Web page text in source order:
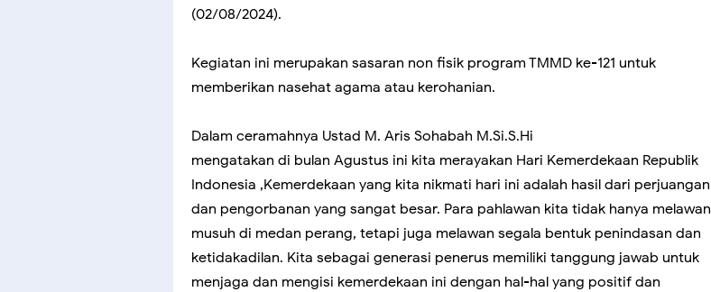
(02/08/2024).
Kegiatan ini merupakan sasaran non fisik program TMMD ke-121 untuk
memberikan nasehat agama atau kerohanian.
Dalam ceramahnya Ustad M. Aris Sohabah M.Si.S.Hi
mengatakan di bulan Agustus ini kita merayakan Hari Kemerdekaan Republik
Indonesia ,Kemerdekaan yang kita nikmati hari ini adalah hasil dari perjuangan
dan pengorbanan yang sangat besar. Para pahlawan kita tidak hanya melawan
musuh di medan perang, tetapi juga melawan segala bentuk penindasan dan
ketidakadilan. Kita sebagai generasi penerus memiliki tanggung jawab untuk
menjaga dan mengisi kemerdekaan ini dengan hal-hal yang positif dan